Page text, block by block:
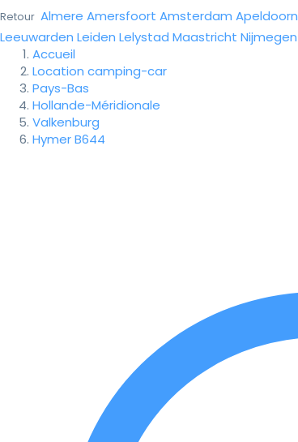
Retour Almere Amersfoort Amsterdam Apeldoorn
Leeuwarden Leiden Lelystad Maastricht Nijmegen
Accueil
Location camping-car
Pays-Bas
Hollande-Méridionale
Valkenburg
Hymer B644